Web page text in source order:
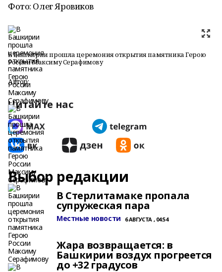
Фото: Олег Яровиков
В Башкирии прошла церемония открытия памятника Герою
России Максиму Серафимову
Автор:
Читайте нас
Выбор редакции
В Стерлитамаке пропала
супружеская пара
Местные новости 6 АВГУСТА , 04:54
Жара возвращается: в
Башкирии воздух прогреется
до +32 градусов